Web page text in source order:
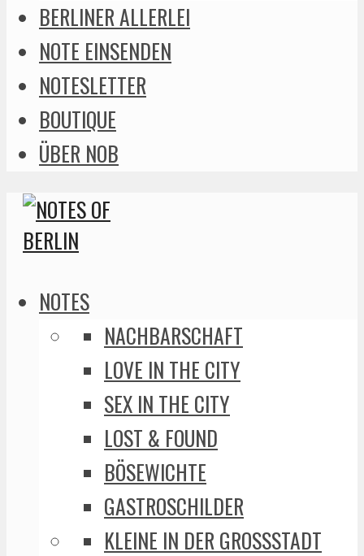
BERLINER ALLERLEI
NOTE EINSENDEN
NOTESLETTER
BOUTIQUE
ÜBER NOB
NOTES
NACHBARSCHAFT
LOVE IN THE CITY
SEX IN THE CITY
LOST & FOUND
BÖSEWICHTE
GASTROSCHILDER
KLEINE IN DER GROSSSTADT